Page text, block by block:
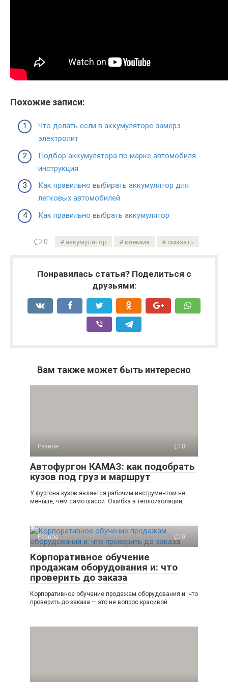
Похожие записи:
Что делать если в аккумуляторе замерз
электролит
Подбор аккумулятора по марке автомобиля
инструкция
Как правильно выбирать аккумулятор для
легковых автомобилей
Как правильно выбрать аккумулятор
0 аккумулятор клемма смазать
Понравилась статья? Поделиться с
друзьями:
Вам также может быть интересно
Разное 0
Автофургон КАМАЗ: как подобрать
кузов под груз и маршрут
У фургона кузов является рабочим инструментом не
меньше, чем само шасси. Ошибка в теплоизоляции,
Разное 0
Корпоративное обучение
продажам оборудования и: что
проверить до заказа
Корпоративное обучение продажам оборудования и: что
проверить до заказа — это не вопрос красивой